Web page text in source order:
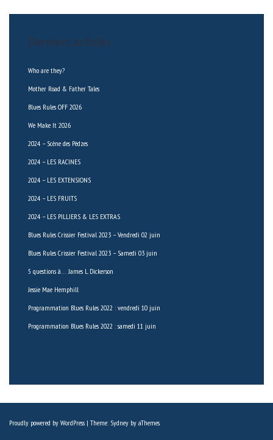
Derniers articles
Who are they?
Mother Road & Father Tales
Blues Rules OFF 2026
We Make It 2026
2024 – Scène des Pèdzes
2024 – LES RACINES
2024 – LES EXTENSIONS
2024 – LES FRUITS
2024 – LES PILLIERS & LES EXTRAS
Blues Rules Crissier Festival 2023 – Vendredi 02 juin
Blues Rules Crissier Festival 2023 – Samedi 03 juin
5 questions à… James L. Dickerson
Jessie Mae Hemphill
Programmation Blues Rules 2022 : vendredi 10 juin
Programmation Blues Rules 2022 : samedi 11 juin
Proudly powered by WordPress | Theme: Sydney by aThemes.